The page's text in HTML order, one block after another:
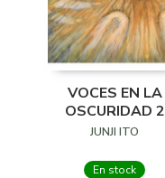
VOCES EN LA
OSCURIDAD 2
JUNJI ITO
En stock